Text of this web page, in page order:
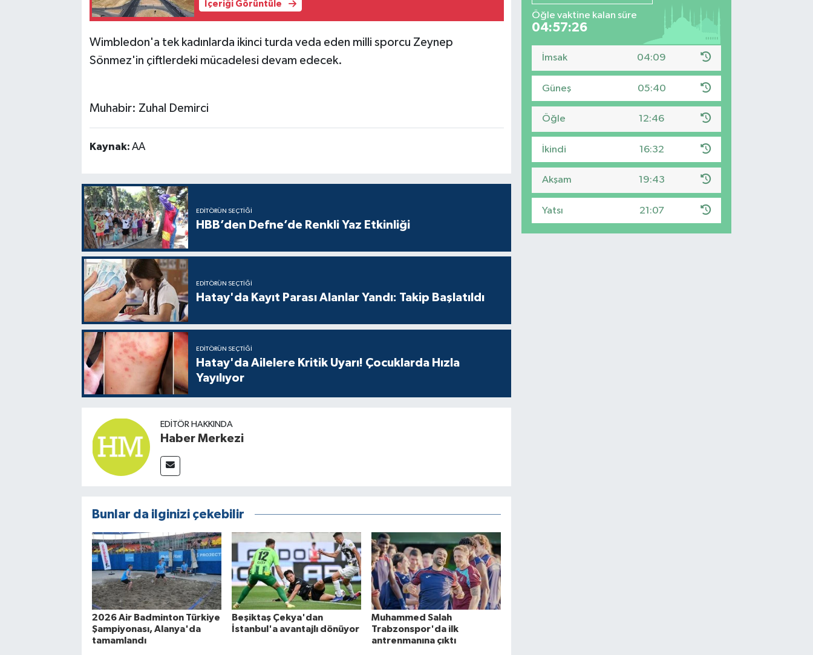
İçeriği Görüntüle
Wimbledon'a tek kadınlarda ikinci turda veda eden milli sporcu Zeynep
Sönmez'in çiftlerdeki mücadelesi devam edecek.
Muhabir: Zuhal Demirci
Kaynak: AA
EDITÖRÜN SEÇTIĞI
HBB’den Defne’de Renkli Yaz Etkinliği
EDITÖRÜN SEÇTIĞI
Hatay'da Kayıt Parası Alanlar Yandı: Takip Başlatıldı
EDITÖRÜN SEÇTIĞI
Hatay'da Ailelere Kritik Uyarı! Çocuklarda Hızla
Yayılıyor
EDITÖR HAKKINDA
Haber Merkezi
Bunlar da ilginizi çekebilir
2026 Air Badminton Türkiye
Şampiyonası, Alanya'da
tamamlandı
Beşiktaş Çekya'dan
İstanbul'a avantajlı dönüyor
Muhammed Salah
Trabzonspor'da ilk
antrenmanına çıktı
Öğle vaktine kalan süre
04:57:25
İmsak 04:09
Güneş 05:40
Öğle 12:46
İkindi 16:32
Akşam 19:43
Yatsı 21:07